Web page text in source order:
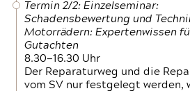
Termin 2/2: Einzelseminar:
Schadensbewertung und
Motorrädern: Expertenwissen
Gutachten
8.30—16.30 Uhr
Der Reparaturweg und die
vom SV nur festgelegt werden,